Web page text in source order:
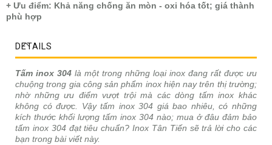
+ Ưu điểm: Khả năng chống ăn mòn - oxi hóa tốt; giá thành
phù hợp
DETAILS
Tấm inox 304 là một trong những loại inox đang rất được ưu
chuộng trong gia công sản phẩm inox hiện nay trên thị trường;
nhờ những ưu điểm vượt trội mà các dòng tấm inox khác
không có được. Vậy tấm inox 304 giá bao nhiêu, có những
kích thước khối lượng tấm inox 304 nào; mua ở đâu đảm bảo
tấm inox 304 đạt tiêu chuẩn? Inox Tân Tiến sẽ trả lời cho các
bạn trong bài viết này.